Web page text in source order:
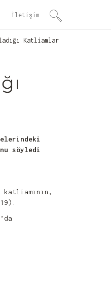
İletişim
Katliamlar
söyledi